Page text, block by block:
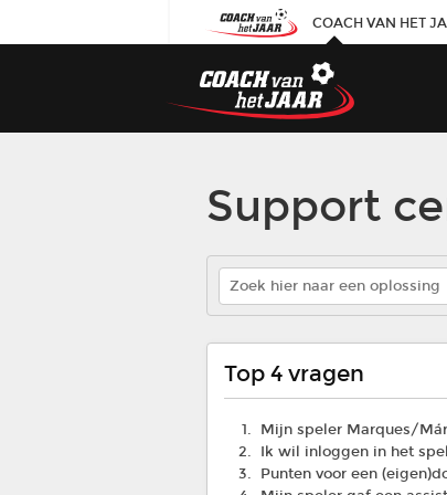
COACH VAN HET

Support
Top 4 vragen
Mijn speler Marques/
Ik wil inloggen in het
Punten voor een